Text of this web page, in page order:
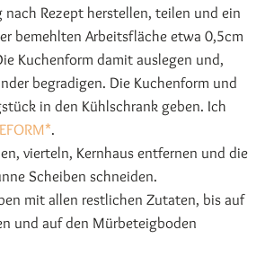
nach Rezept herstellen, teilen und ein
bemehlten Arbeitsfläche etwa 0,5cm
Kuchenform damit auslegen und,
begradigen. Die Kuchenform und
in den Kühlschrank geben. Ich
.
vierteln, Kernhaus entfernen und die
Scheiben schneiden.
mit allen restlichen Zutaten, bis auf
und auf den Mürbeteigboden